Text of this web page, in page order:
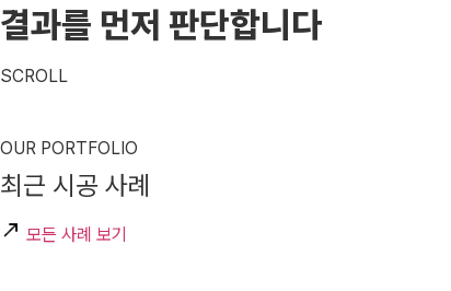
결과를 먼저 판단합니다
SCROLL
OUR PORTFOLIO
최근 시공 사례
모든 사례 보기